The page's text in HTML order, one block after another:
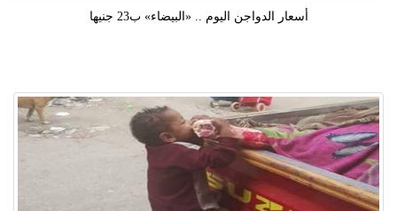
أسعار الدواجن اليوم .. «البيضاء» ب23 جنيها